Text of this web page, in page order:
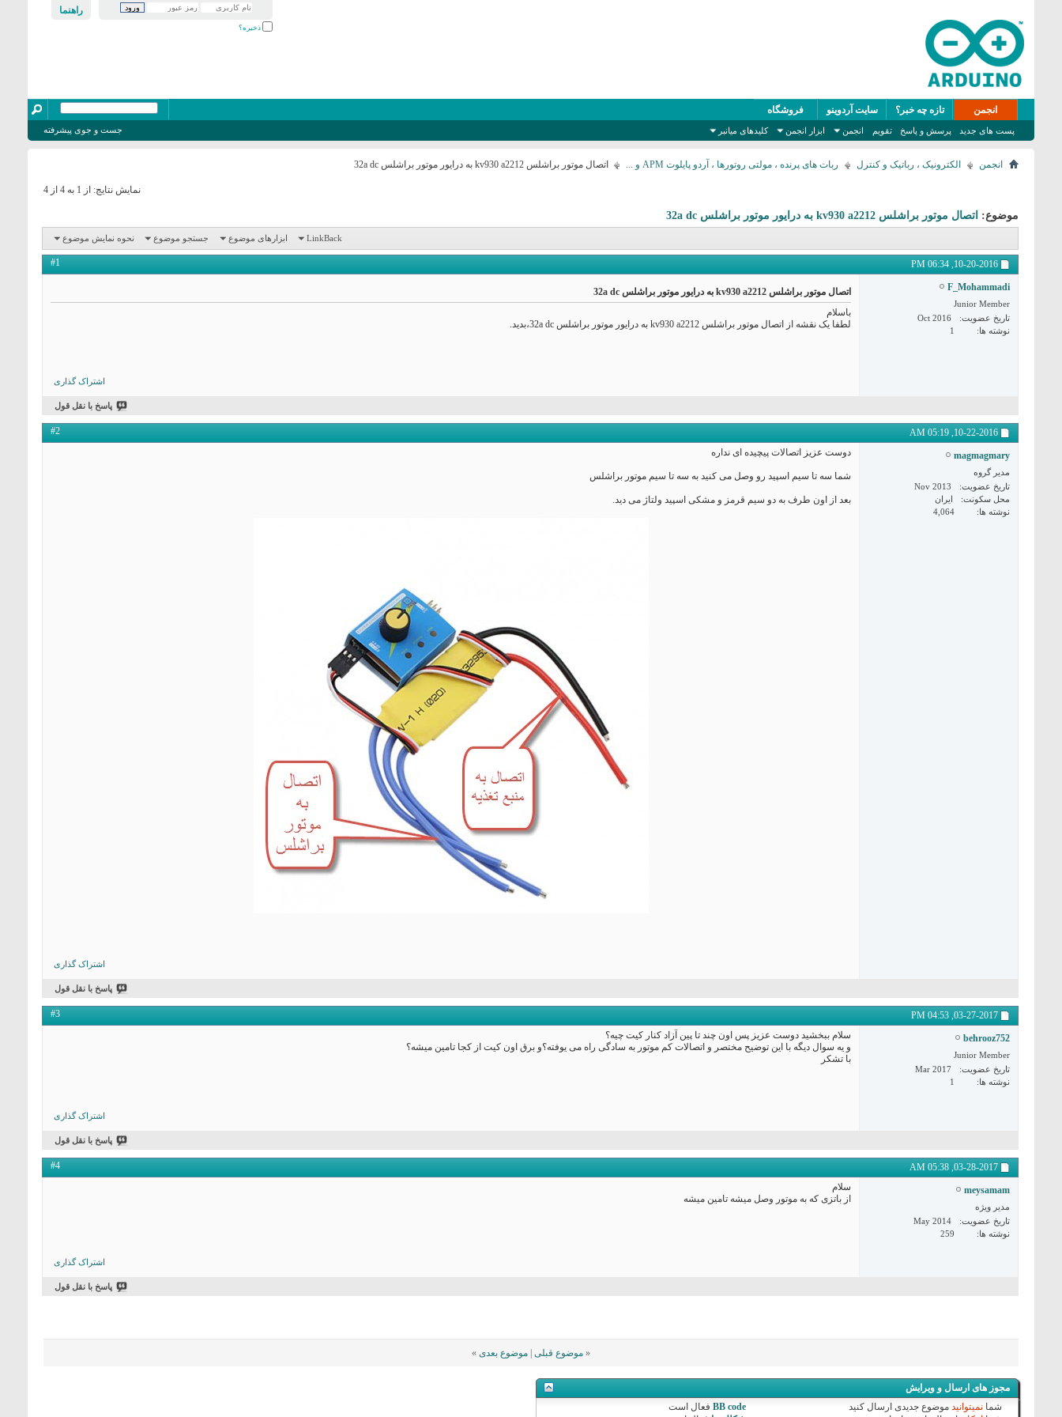
راهنما
ذخیره؟
انجمن
پست های جدید پرسش و پاسخ تقویم انجمن ابزار انجمن کلیدهای میانبر
تازه چه خبر؟ سایت آردوینو فروشگاه
جست و جوی پیشرفته
انجمن الکترونیک ، رباتیک و کنترل ربات های پرنده ، مولتی روتورها ، آردو پایلوت APM و ... اتصال موتور براشلس kv930 a2212 به درایور موتور براشلس 32a dc
نمایش نتایج: از 1 به 4 از 4
موضوع: اتصال موتور براشلس kv930 a2212 به درایور موتور براشلس 32a dc
LinkBack ابزارهای موضوع جستجو موضوع نحوه نمایش موضوع
10-20-2016,
06:34 PM
#1
F_Mohammadi
Junior Member
تاریخ عضویت
Oct 2016
نوشته ها
1
اتصال موتور براشلس kv930 a2212 به درایور موتور براشلس 32a dc
باسلام
لطفا یک نقشه از اتصال موتور براشلس kv930 a2212 به درایور موتور براشلس 32a dc،بدید.
اشتراک گذاری
پاسخ با نقل قول
10-22-2016,
05:19 AM
#2
magmagmary
مدیر گروه
تاریخ عضویت
Nov 2013
محل سکونت
ایران
نوشته ها
4,064
دوست عزیز اتصالات پیچیده ای نداره
شما سه تا سیم اسپید رو وصل می کنید به سه تا سیم موتور براشلس
بعد از اون طرف به دو سیم قرمز و مشکی اسپید ولتاژ می دید.
اشتراک گذاری
پاسخ با نقل قول
03-27-2017,
04:53 PM
#3
behrooz752
Junior Member
تاریخ عضویت
Mar 2017
نوشته ها
1
سلام ببخشید دوست عزیز پس اون چند تا پین آزاد کنار کیت چیه؟
و یه سوال دیگه با این توضیح مختصر و اتصالات کم موتور به سادگی راه می یوفته؟و برق اون کیت از کجا تامین میشه؟
با تشکر
اشتراک گذاری
پاسخ با نقل قول
03-28-2017,
05:38 AM
#4
meysamam
مدیر ویژه
تاریخ عضویت
May 2014
نوشته ها
259
سلام
از باتزی که به موتور وصل میشه تامین میشه
اشتراک گذاری
پاسخ با نقل قول
« موضوع قبلی موضوع بعدی »
مجوز های ارسال و ویرایش
شما نمیتوانیدموضوع جدیدی ارسال کنید
BB code فعالاست